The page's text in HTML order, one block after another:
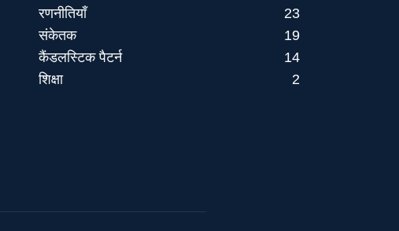
रणनीतियाँ
23
संकेतक
19
कैंडलस्टिक पैटर्न
14
शिक्षा
2